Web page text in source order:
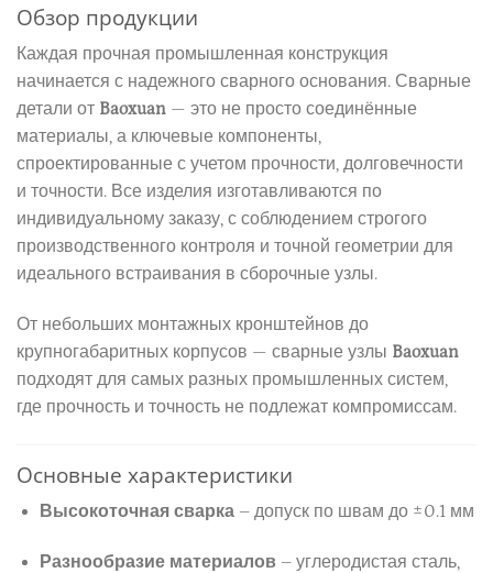
Обзор продукции
Каждая прочная промышленная конструкция
начинается с надежного сварного основания. Сварные
детали от Baoxuan — это не просто соединённые
материалы, а ключевые компоненты,
спроектированные с учетом прочности, долговечности
и точности. Все изделия изготавливаются по
индивидуальному заказу, с соблюдением строгого
производственного контроля и точной геометрии для
идеального встраивания в сборочные узлы.
От небольших монтажных кронштейнов до
крупногабаритных корпусов — сварные узлы Baoxuan
подходят для самых разных промышленных систем,
где прочность и точность не подлежат компромиссам.
Основные характеристики
Высокоточная сварка– допуск по швам до ±0.1 мм
Разнообразие материалов – углеродистая сталь,